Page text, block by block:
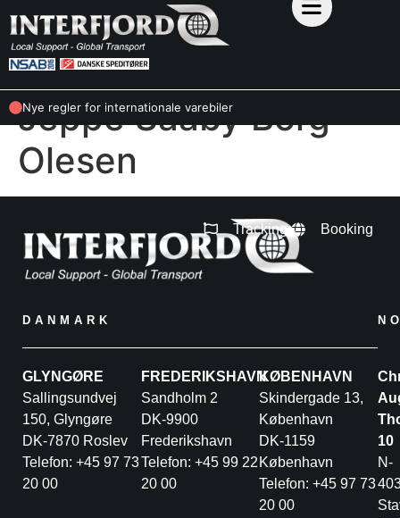
Nye regler for internationale varebiler
Jeppe Saaby Borg
Olesen
Tracking Booking
DANMARK
GLYNGØRE
Sallingsundvej
150, Glyngøre
DK-7870 Roslev
Telefon: +45 97 73
20 00
FREDERIKSHAVN
Sandholm 2
DK-9900
Frederikshavn
Telefon: +45 99 22
20 00
KØBENHAVN
Skindergade 13,
København
DK-1159
København
Telefon: +45 97 73
20 00
10
N-